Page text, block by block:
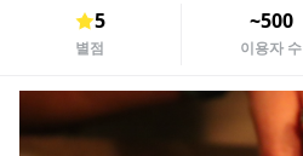
5
별점
~500
이용자 수